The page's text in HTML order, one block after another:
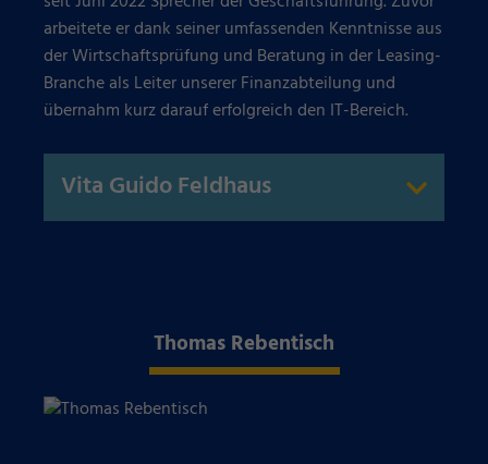
arbeitete er dank seiner umfassenden Kenntnisse aus
der Wirtschaftsprüfung und Beratung in der Leasing-
Branche als Leiter unserer Finanzabteilung und
übernahm kurz darauf erfolgreich den IT-Bereich.
Vita Guido Feldhaus
Thomas Rebentisch